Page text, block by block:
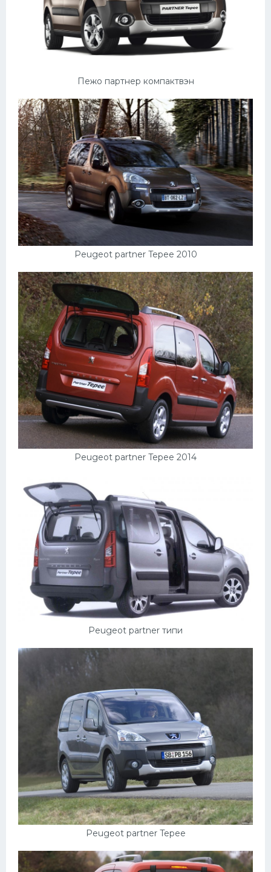
Пежо партнер компактвэн
Peugeot partner Tepee 2010
Peugeot partner Tepee 2014
Peugeot partner типи
Peugeot partner Tepee
Грузовики
Шевроле
Автокемпер
Феррари
Поезда
Мотоциклы
Ямаха
Додж
Ява
Спецтехника